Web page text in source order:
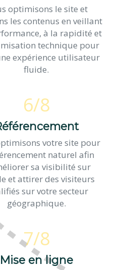
optimisons le site et
les contenus en veillant
à la rapidité et
technique pour
expérience utilisateur
fluide.
6/8
votre site pour
naturel afin
sa visibilité sur
et attirer des visiteurs
sur votre secteur
géographique.
7/8
Mise en ligne